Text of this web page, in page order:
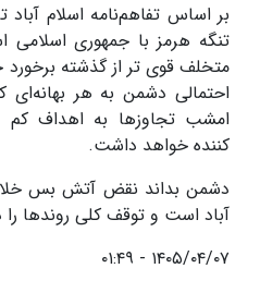
بر اساس تفاهم‌نامه اسلام آباد
تنگه هرمز با جمهوری
متخلف قوی تر از گذشته برخورد
احتمالی دشمن به هر
امشب تجاوزها به اهداف
کننده خواهد داشت.
دشمن بداند نقض آتش بس
آباد است و توقف کلی روندها
۱۴۰۵/۰۴/۰۷ - ۰۱:۴۹